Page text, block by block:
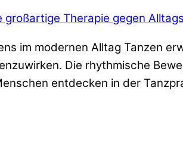
großartige Therapie gegen
im modernen Alltag Tanzen
Die rhythmische
entdecken in der